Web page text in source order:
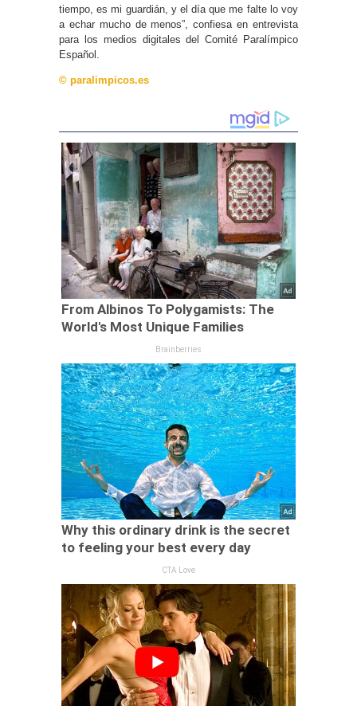
tiempo, es mi guardián, y el día que me falte lo voy
a echar mucho de menos”, confiesa en entrevista
para los medios digitales del Comité Paralímpico
Español.
© paralimpicos.es